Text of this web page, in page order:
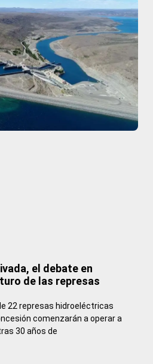
el debate en
de las represas
22 represas hidroeléctricas
comenzarán a operar a
30 años de